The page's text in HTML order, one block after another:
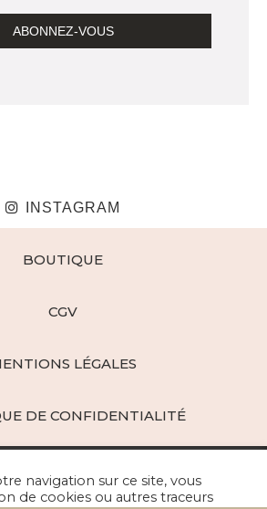
INSTAGRAM
BOUTIQUE
CGV
LÉGALES
DE CONFIDENTIALITÉ
navigation sur ce site, vous
de cookies ou autres traceurs